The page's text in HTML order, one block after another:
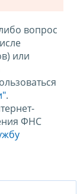
вопрос
или
.
ФНС